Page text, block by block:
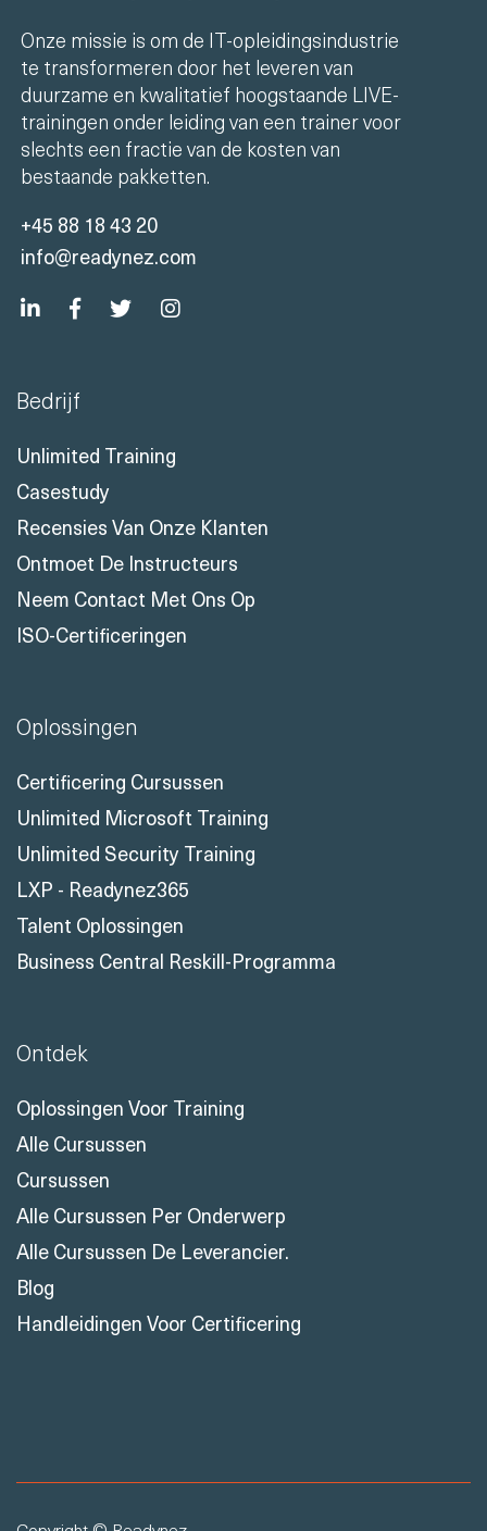
Onze missie is om de IT-opleidingsindustrie
te transformeren door het leveren van
duurzame en kwalitatief hoogstaande LIVE-
trainingen onder leiding van een trainer voor
slechts een fractie van de kosten van
bestaande pakketten.
+45 88 18 43 20
info@readynez.com
Bedrijf
Unlimited Training
Casestudy
Recensies Van Onze Klanten
Ontmoet De Instructeurs
Neem Contact Met Ons Op
ISO-Certificeringen
Oplossingen
Certificering Cursussen
Unlimited Microsoft Training
Unlimited Security Training
LXP - Readynez365
Talent Oplossingen
Business Central Reskill-Programma
Ontdek
Oplossingen Voor Training
Alle Cursussen
Cursussen
Alle Cursussen Per Onderwerp
Alle Cursussen De Leverancier.
Blog
Handleidingen Voor Certificering